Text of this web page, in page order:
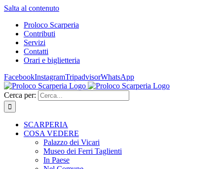
Salta al contenuto
Proloco Scarperia
Contributi
Servizi
Contatti
Orari e biglietteria
FacebookInstagramTripadvisorWhatsApp
Cerca per:
SCARPERIA
COSA VEDERE
Palazzo dei Vicari
Museo dei Ferri Taglienti
In Paese